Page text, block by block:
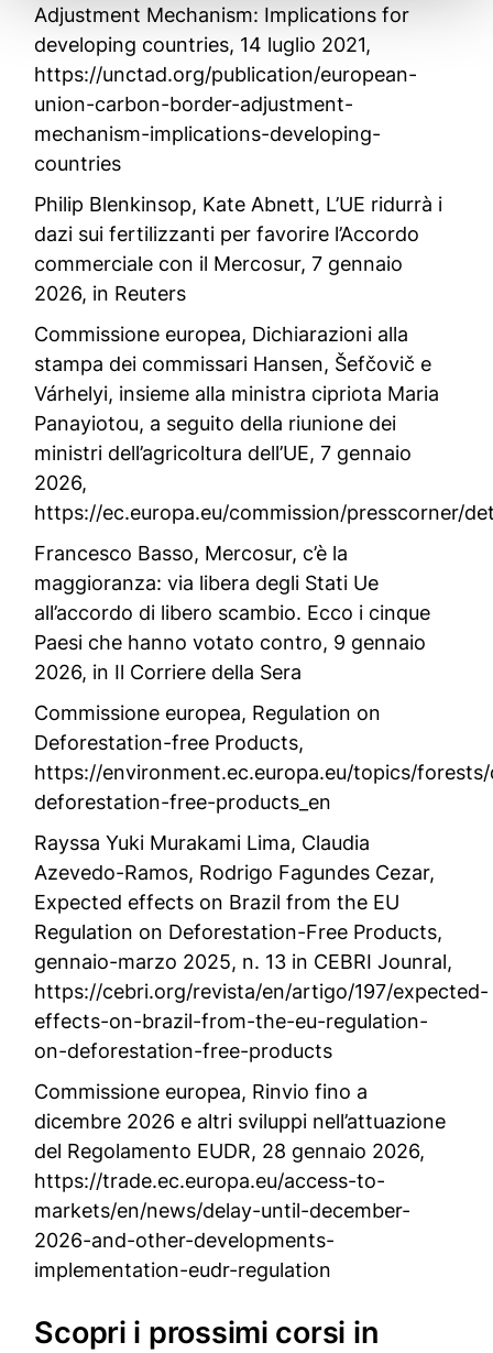
Adjustment Mechanism: Implications for
developing countries, 14 luglio 2021,
https://unctad.org/publication/european-
union-carbon-border-adjustment-
mechanism-implications-developing-
countries
Philip Blenkinsop, Kate Abnett, L’UE ridurrà i
dazi sui fertilizzanti per favorire l’Accordo
commerciale con il Mercosur, 7 gennaio
2026, in Reuters
Commissione europea, Dichiarazioni alla
stampa dei commissari Hansen, Šefčovič e
Várhelyi, insieme alla ministra cipriota Maria
Panayiotou, a seguito della riunione dei
ministri dell’agricoltura dell’UE, 7 gennaio
2026,
https://ec.europa.eu/commission/presscorner/
Francesco Basso, Mercosur, c’è la
maggioranza: via libera degli Stati Ue
all’accordo di libero scambio. Ecco i cinque
Paesi che hanno votato contro, 9 gennaio
2026, in Il Corriere della Sera
Commissione europea, Regulation on
Deforestation-free Products,
https://environment.ec.europa.eu/topics/
deforestation-free-products_en
Rayssa Yuki Murakami Lima, Claudia
Azevedo-Ramos, Rodrigo Fagundes Cezar,
Expected effects on Brazil from the EU
Regulation on Deforestation-Free Products,
gennaio-marzo 2025, n. 13 in CEBRI Jounral,
https://cebri.org/revista/en/artigo/197/expected-
effects-on-brazil-from-the-eu-regulation-
on-deforestation-free-products
Commissione europea, Rinvio fino a
dicembre 2026 e altri sviluppi nell’attuazione
del Regolamento EUDR, 28 gennaio 2026,
https://trade.ec.europa.eu/access-to-
markets/en/news/delay-until-december-
2026-and-other-developments-
implementation-eudr-regulation
Scopri i prossimi corsi in